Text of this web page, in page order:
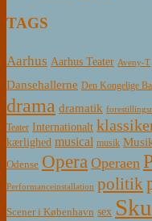
TAGS
Aarhus Aarhus Teater Aveny-T
Dansehallerne Den Kongelige
drama dramatik
Teater Internationalt
kærlighed musical musik
Odense Opera Operaen
Performanceinstallation politik
Scener i København sex